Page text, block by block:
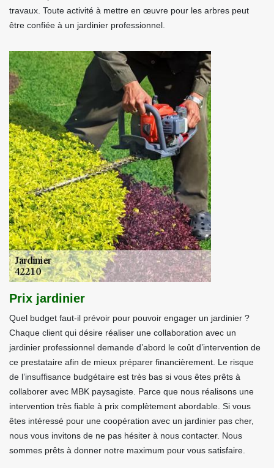
travaux. Toute activité à mettre en œuvre pour les arbres peut
être confiée à un jardinier professionnel.
Prix jardinier
Quel budget faut-il prévoir pour pouvoir engager un jardinier ?
Chaque client qui désire réaliser une collaboration avec un
jardinier professionnel demande d’abord le coût d’intervention de
ce prestataire afin de mieux préparer financièrement. Le risque
de l’insuffisance budgétaire est très bas si vous êtes prêts à
collaborer avec MBK paysagiste. Parce que nous réalisons une
intervention très fiable à prix complètement abordable. Si vous
êtes intéressé pour une coopération avec un jardinier pas cher,
nous vous invitons de ne pas hésiter à nous contacter. Nous
sommes prêts à donner notre maximum pour vous satisfaire.